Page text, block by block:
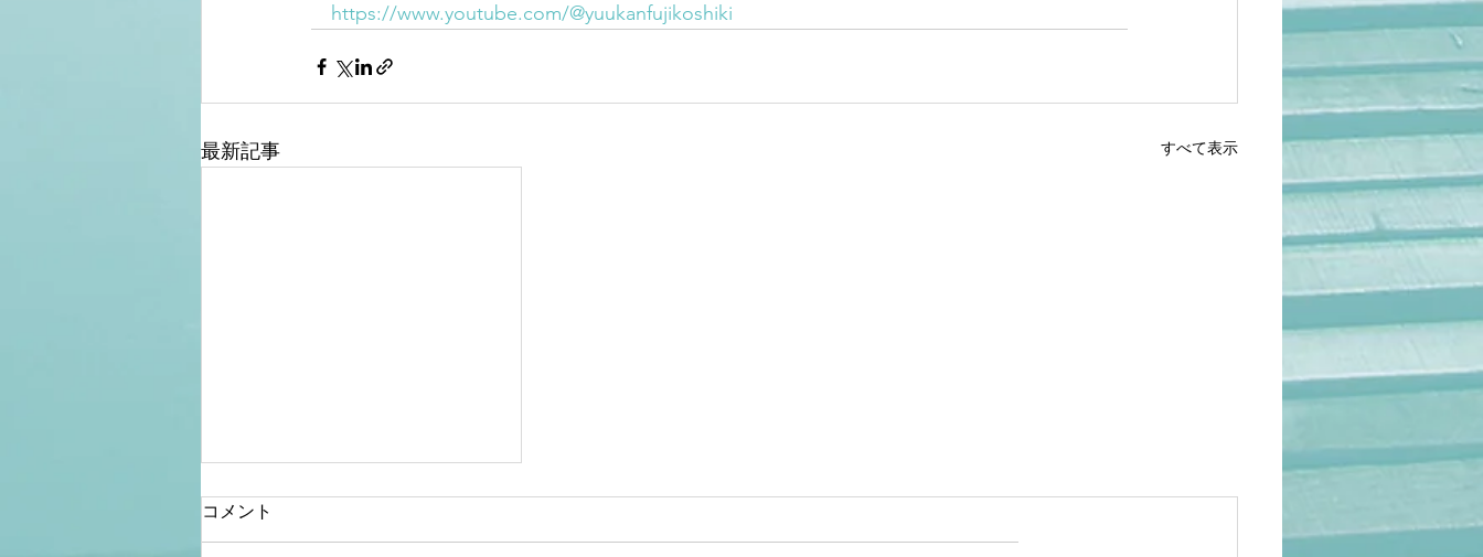
https://www.youtube.com/@yuukanfujikoshiki
最新記事 すべて表示
コメント